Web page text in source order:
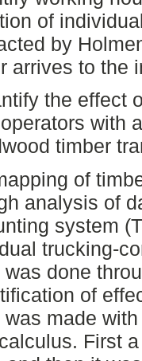
of
by
arrives to the
the effect
with
timber
of
analysis of
system
trucking-
was done
of
made
First